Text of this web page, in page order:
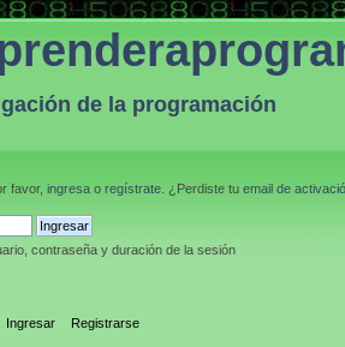
de la programación
favor, ingresa o regístrate . ¿Perdiste tu email de
contraseña y duración de la sesión
Ingresar Registrarse